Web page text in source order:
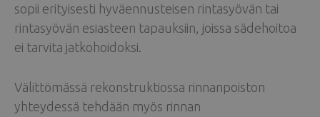
sopii erityisesti hyväennusteisen rintasyövän tai
rintasyövän esiasteen tapauksiin, joissa sädehoitoa
ei tarvita jatkohoidoksi.
Välittömässä rekonstruktiossa rinnanpoiston
yhteydessä tehdään myös rinnan